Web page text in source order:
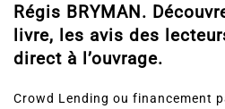
Régis BRYMAN.
livre, les avis des
direct à l’ouvrage.
Crowd Lending ou financement